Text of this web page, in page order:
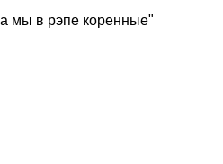
мы в рэпе коренные"